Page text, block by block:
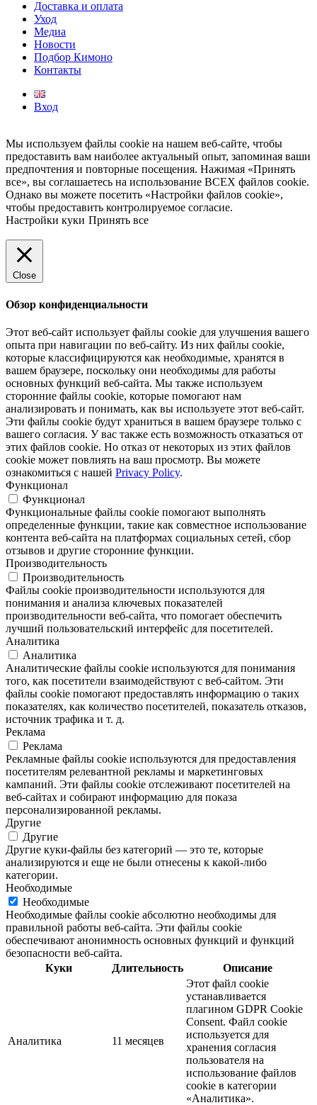
Доставка и оплата
Уход
Медиа
Новости
Подбор Кимоно
Контакты
Вход
Мы используем файлы cookie на нашем веб-сайте, чтобы
предоставить вам наиболее актуальный опыт, запоминая ваши
предпочтения и повторные посещения. Нажимая «Принять
все», вы соглашаетесь на использование ВСЕХ файлов cookie.
Однако вы можете посетить «Настройки файлов cookie»,
чтобы предоставить контролируемое согласие.
Настройки куки Принять все
Close
Обзор конфиденциальности
Этот веб-сайт использует файлы cookie для улучшения вашего
опыта при навигации по веб-сайту. Из них файлы cookie,
которые классифицируются как необходимые, хранятся в
вашем браузере, поскольку они необходимы для работы
основных функций веб-сайта. Мы также используем
сторонние файлы cookie, которые помогают нам
анализировать и понимать, как вы используете этот веб-сайт.
Эти файлы cookie будут храниться в вашем браузере только с
вашего согласия. У вас также есть возможность отказаться от
этих файлов cookie. Но отказ от некоторых из этих файлов
cookie может повлиять на ваш просмотр. Вы можете
ознакомиться с нашей Privacy Policy.
Функционал
Функционал
Функциональные файлы cookie помогают выполнять
определенные функции, такие как совместное использование
контента веб-сайта на платформах социальных сетей, сбор
отзывов и другие сторонние функции.
Производительность
Производительность
Файлы cookie производительности используются для
понимания и анализа ключевых показателей
производительности веб-сайта, что помогает обеспечить
лучший пользовательский интерфейс для посетителей.
Аналитика
Аналитика
Аналитические файлы cookie используются для понимания
того, как посетители взаимодействуют с веб-сайтом. Эти
файлы cookie помогают предоставлять информацию о таких
показателях, как количество посетителей, показатель отказов,
источник трафика и т. д.
Реклама
Реклама
Рекламные файлы cookie используются для предоставления
посетителям релевантной рекламы и маркетинговых
кампаний. Эти файлы cookie отслеживают посетителей на
веб-сайтах и ​​собирают информацию для показа
персонализированной рекламы.
Другие
Другие
Другие куки-файлы без категорий — это те, которые
анализируются и еще не были отнесены к какой-либо
категории.
Необходимые
Необходимые
Необходимые файлы cookie абсолютно необходимы для
правильной работы веб-сайта. Эти файлы cookie
обеспечивают анонимность основных функций и функций
безопасности веб-сайта.
Куки
Длительность Описание
Аналитика 11 месяцев
Этот файл cookie
устанавливается
плагином GDPR Cookie
Consent. Файл cookie
используется для
хранения согласия
пользователя на
использование файлов
cookie в категории
«Аналитика».